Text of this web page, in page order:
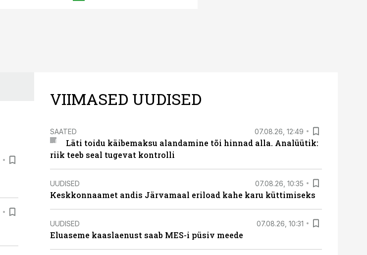
VIIMASED UUDISED
SAATED 07.08.26, 12:49
Läti toidu käibemaksu alandamine tõi hinnad alla. Analüütik:
riik teeb seal tugevat kontrolli
UUDISED 07.08.26, 10:35
Keskkonnaamet andis Järvamaal eriload kahe karu küttimiseks
UUDISED 07.08.26, 10:31
Eluaseme kaaslaenust saab MES-i püsiv meede